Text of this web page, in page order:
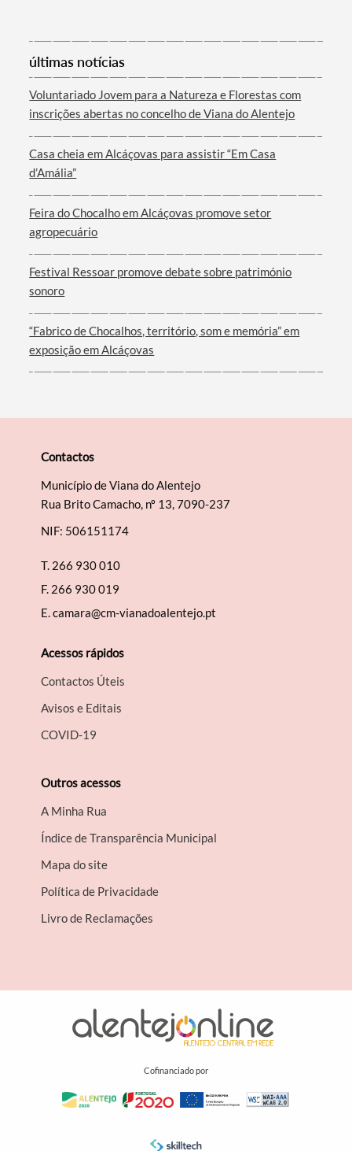
últimas notícias
Voluntariado Jovem para a Natureza e Florestas com
inscrições abertas no concelho de Viana do Alentejo
Casa cheia em Alcáçovas para assistir “Em Casa
d’Amália”
Feira do Chocalho em Alcáçovas promove setor
agropecuário
Festival Ressoar promove debate sobre património
sonoro
“Fabrico de Chocalhos, território, som e memória” em
exposição em Alcáçovas
Contactos
Município de Viana do Alentejo
Rua Brito Camacho, nº 13, 7090-237
NIF: 506151174
T. 266 930 010
F. 266 930 019
E.camara@cm-vianadoalentejo.pt
Acessos rápidos
Contactos Úteis
Avisos e Editais
COVID-19
Outros acessos
A Minha Rua
Índice de Transparência Municipal
Mapa do site
Política de Privacidade
Livro de Reclamações
Cofinanciado por